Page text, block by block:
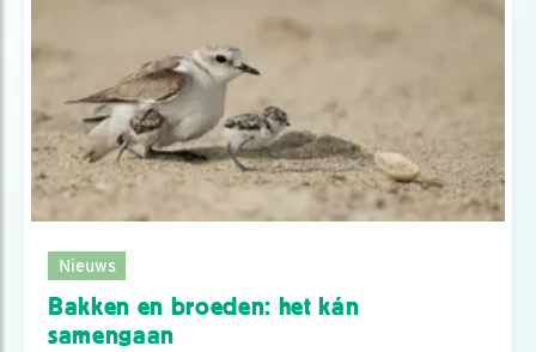
Nieuws
Bakken en broeden: het kán
samengaan